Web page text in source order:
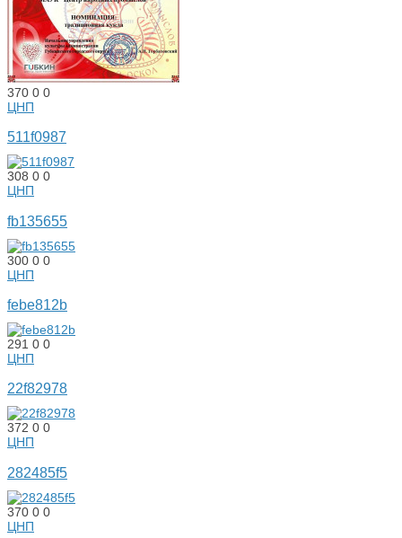
370 0 0
ЦНП
511f0987
308 0 0
ЦНП
fb135655
300 0 0
ЦНП
febe812b
291 0 0
ЦНП
22f82978
372 0 0
ЦНП
282485f5
370 0 0
ЦНП